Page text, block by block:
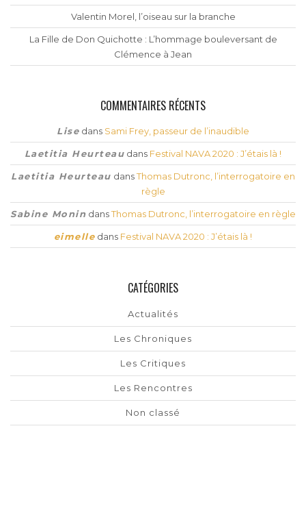
Valentin Morel, l’oiseau sur la branche
La Fille de Don Quichotte : L’hommage bouleversant de
Clémence à Jean
COMMENTAIRES RÉCENTS
Lise dans Sami Frey, passeur de l’inaudible
Laetitia Heurteau dans Festival NAVA 2020 : J’étais là !
Laetitia Heurteau dansThomas Dutronc, l’interrogatoire en
règle
Sabine Monin dansThomas Dutronc, l’interrogatoire en règle
eimelle dans Festival NAVA 2020 : J’étais là !
CATÉGORIES
Actualités
Les Chroniques
Les Critiques
Les Rencontres
Non classé